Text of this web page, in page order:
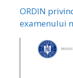
ORDIN
examenului